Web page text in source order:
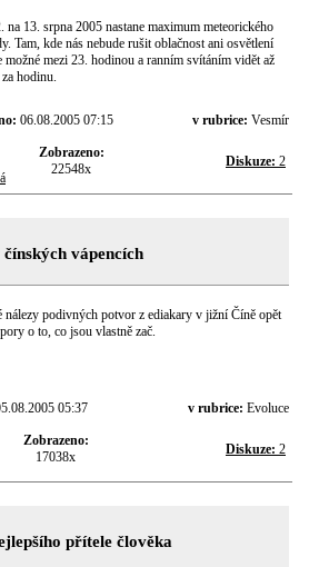
na 13. srpna 2005 nastane maximum meteorického
Tam, kde nás nebude rušit oblačnost ani osvětlení
možné mezi 23. hodinou a ranním svítáním vidět až
hodinu.
06.08.2005 07:15 v rubrice: Vesmír
Zobrazeno:
22548x
Diskuze: 2
vápencích
nálezy podivných potvor z ediakary v jižní Číně opět
o to, co jsou vlastně zač.
05:37 v rubrice: Evoluce
Zobrazeno:
17038x
Diskuze: 2
přítele člověka